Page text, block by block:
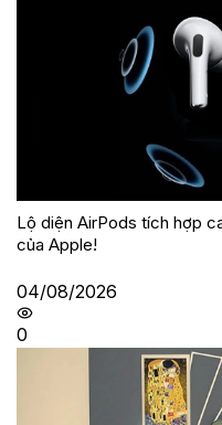
Lộ diện AirPods tích hợp
của Apple!
04/08/2026
0